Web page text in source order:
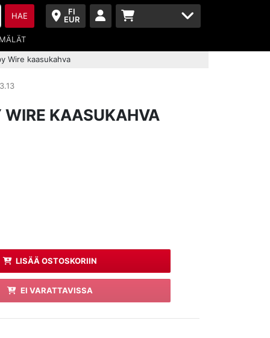
FI
EUR
HAE
Wire kaasukahva
WIRE KAASUKAHVA
LISÄÄ OSTOSKORIIN
EI VARATTAVISSA